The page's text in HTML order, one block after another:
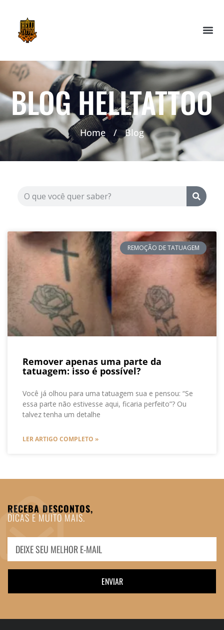
BLOG HELLTATTOO
Home / Blog
REMOÇÃO DE TATUAGEM
Remover apenas uma parte da
tatuagem: isso é possível?
Você já olhou para uma tatuagem sua e pensou: “Se
essa parte não estivesse aqui, ficaria perfeito”? Ou
talvez tenha um detalhe
LER ARTIGO COMPLETO »
RECEBA DESCONTOS,
DICAS E MUITO MAIS.
ENVIAR